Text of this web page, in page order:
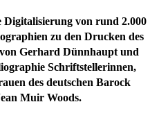
Digitalisierung von rund 2.000
zu den Drucken des
Gerhard Dünnhaupt und
Schriftstellerinnen,
des deutschen Barock
Muir Woods.